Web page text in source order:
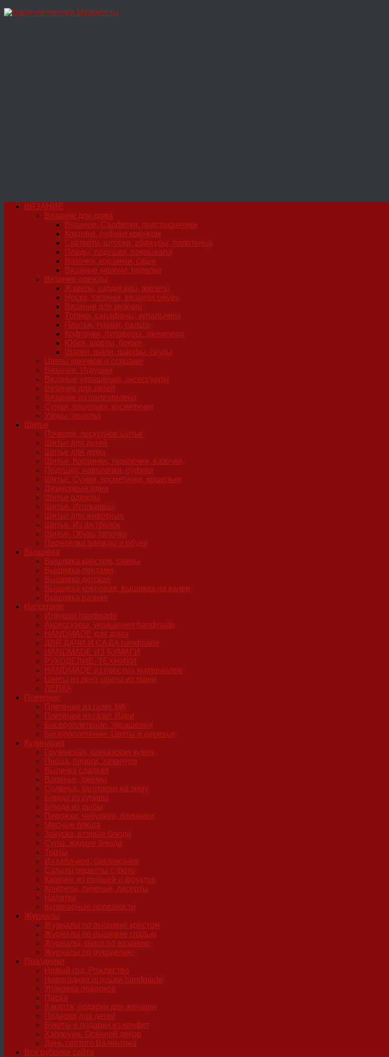
Перейти
ВЯЗАНИЕ
Вязание для дома
Вязание. Салфетки, подстаканники
Коврики, пуфики крючком
Скатерти, шторки, абажуры, полотенца
Пледы, подушки, покрывала
Вазочки, корзинки, саше
Вязаные мелочи, поделки
Вязание одежды
Жакеты, кардиганы, жилеты
Носки, тапочки, вязаная обувь
Вязание для мужчин
Топики, сарафаны, купальники
Платья, туники, пальто
Кофточки, пуловеры, джемпера
Юбки, шорты, брюки
Шапки, шали, шарфы, снуды
Цветы крючком и спицами
Вязание. Игрушки
Вязаные украшения, аксессуары
Вязание для детей
Вязание из полиэтилена
Сумки, кошельки, косметички
Узоры, техника
Шитье
Пэчворк, лоскутное шитье
Шитье для детей
Шитье для дома
Шитье. Корзинки, тарелочки, вазочки
Подушки, наволочки, пуфики
Шитье. Сумки, косметички, кошельки
Джинсовые идеи
Шитье одежды
Шитье. Игольницы
Шитье для животных
Шитье. Из футболок
Шитье. Обувь,тапочки
Переделка одежды и обуви
Вышивка
Вышивка крестом, схемы
Вышивка лентами
Вышивка детская
Вышивка ковровая, вышивка на канве
Вышивка разная
Handmade
Игрушки handmade
Аксессуары, украшения handmade
HANDMADE для дома
ДЛЯ ДАЧИ И САДА handmade
HANDMADE ИЗ БУМАГИ
РУКОДЕЛИЕ. ТЕХНИКИ
HANDMADE из простых материалов
Цветы из лент, цветы из ткани
ЛЕПКА
Плетение
Плетение из газет. МК
Плетение из газет. Идеи
Бисероплетение. Украшения
Бисероплетение. Цветы и деревья
Кулинария
Грузинская, кавказская кухня
Пицца, пироги, хачапури
Выпечка сладкая
Варенье, джемы
Соленья, заготовки на зиму
Блюда из курицы
Блюда из рыбы
Пирожки, чебуреки, блинчики
Мясные блюда
Закуска, вторые блюда
Супы, жидкие блюда
Торты
Из кабачков, баклажанов
Салаты рецепты с фото
Карвинг из овощей и фруктов
Конфеты, печенье, десерты
Напитки
Кулинарные полезности
Журналы
Журналы по вышивке крестом
Журналы по вышивке гладью
Журналы, книги по вязанию
Журналы по рукоделию
Праздники
Новый год, Рождество
Новогодние игрушки handmade
Упаковка подарков
Пасха
8 марта, подарки для женщин
Подарки для детей
Букеты и подарки из конфет
Хэллоуин. Осенний декор
День святого Валентина
Все рубрики сайта